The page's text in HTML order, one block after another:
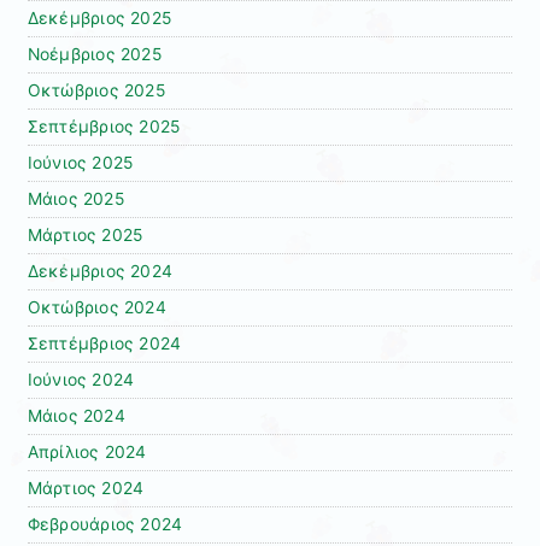
Δεκέμβριος 2025
Νοέμβριος 2025
Οκτώβριος 2025
Σεπτέμβριος 2025
Ιούνιος 2025
Μάιος 2025
Μάρτιος 2025
Δεκέμβριος 2024
Οκτώβριος 2024
Σεπτέμβριος 2024
Ιούνιος 2024
Μάιος 2024
Απρίλιος 2024
Μάρτιος 2024
Φεβρουάριος 2024